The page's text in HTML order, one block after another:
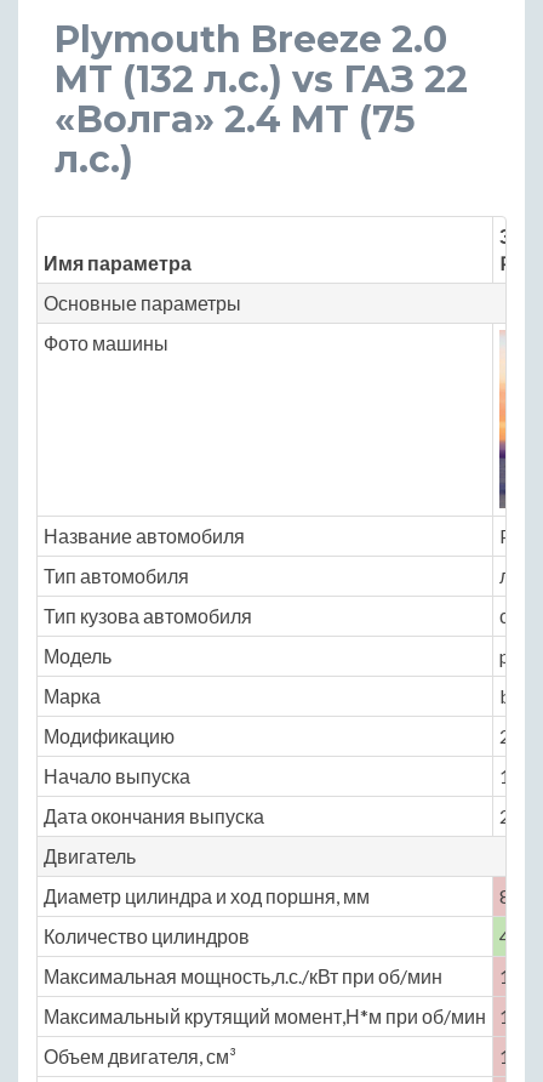
Plymouth Breeze 2.0
MT (132 л.с.) vs ГАЗ 22
«Волга» 2.4 MT (75
л.с.)
Имя параметра
Основные параметры
Фото машины
Название автомобиля
Тип автомобиля
Тип кузова автомобиля
Модель
Марка
Модификацию
2.0
Начало выпуска
1996
Дата окончания выпуска
2000
Двигатель
Диаметр цилиндра и ход поршня, мм
87.5
Количество цилиндров
4
Максимальная мощность,л.с./кВт при об/мин
132
Максимальный крутящий момент,Н*м при об/мин
175
Объем двигателя, см³
1996